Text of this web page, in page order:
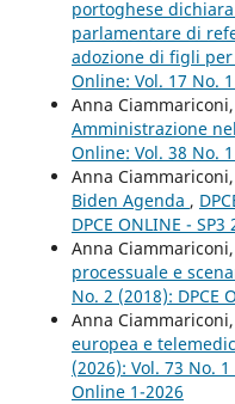
portoghese
parlamentare di
adozione di figli
Online: Vol. 17 No.
Anna Ciammariconi,
Amministrazione
Online: Vol. 38 No.
Anna Ciammariconi,
Biden Agenda ,
DPCE ONLINE -
Anna Ciammariconi,
processuale e
No. 2 (2018): DPCE
Anna Ciammariconi,
europea e
(2026): Vol. 73 No.
Online 1-2026